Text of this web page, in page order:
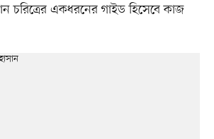
চরিত্রের একধরনের গাইড হিসেবে কাজ